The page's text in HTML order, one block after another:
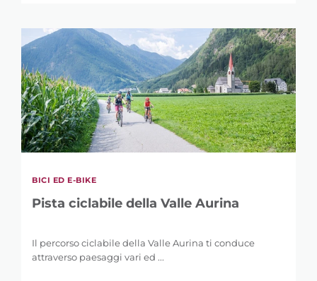
BICI ED E-BIKE
Pista ciclabile della Valle Aurina
Il percorso ciclabile della Valle Aurina ti conduce
attraverso paesaggi vari ed ...